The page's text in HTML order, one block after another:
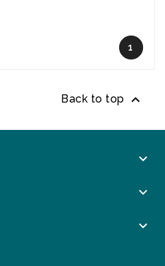
1
Back to top 


